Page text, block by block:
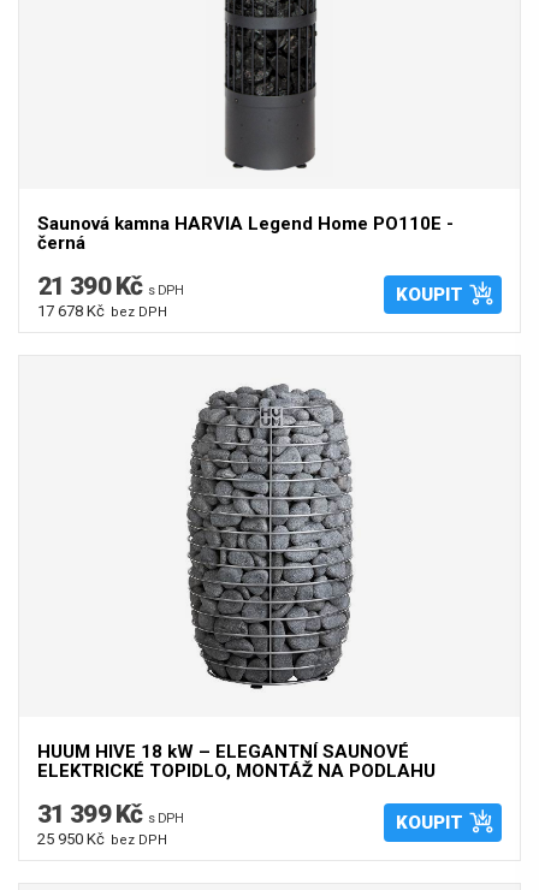
Saunová kamna HARVIA Legend Home PO110E -
černá
21 390 Kč s DPH
17 678 Kč bez DPH
KOUPIT
HUUM HIVE 18 kW – ELEGANTNÍ SAUNOVÉ
ELEKTRICKÉ TOPIDLO, MONTÁŽ NA PODLAHU
31 399 Kč s DPH
25 950 Kč bez DPH
KOUPIT